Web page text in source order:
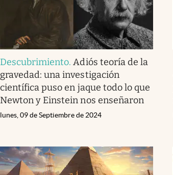
Descubrimiento.Adiós teoría de la
gravedad: una investigación
científica puso en jaque todo lo que
Newton y Einstein nos enseñaron
lunes, 09 de Septiembre de 2024